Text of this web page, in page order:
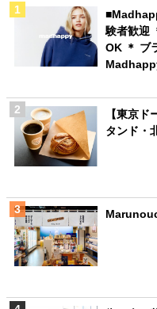
験者歓迎
OK ＊ ブ
【東京
タンド・